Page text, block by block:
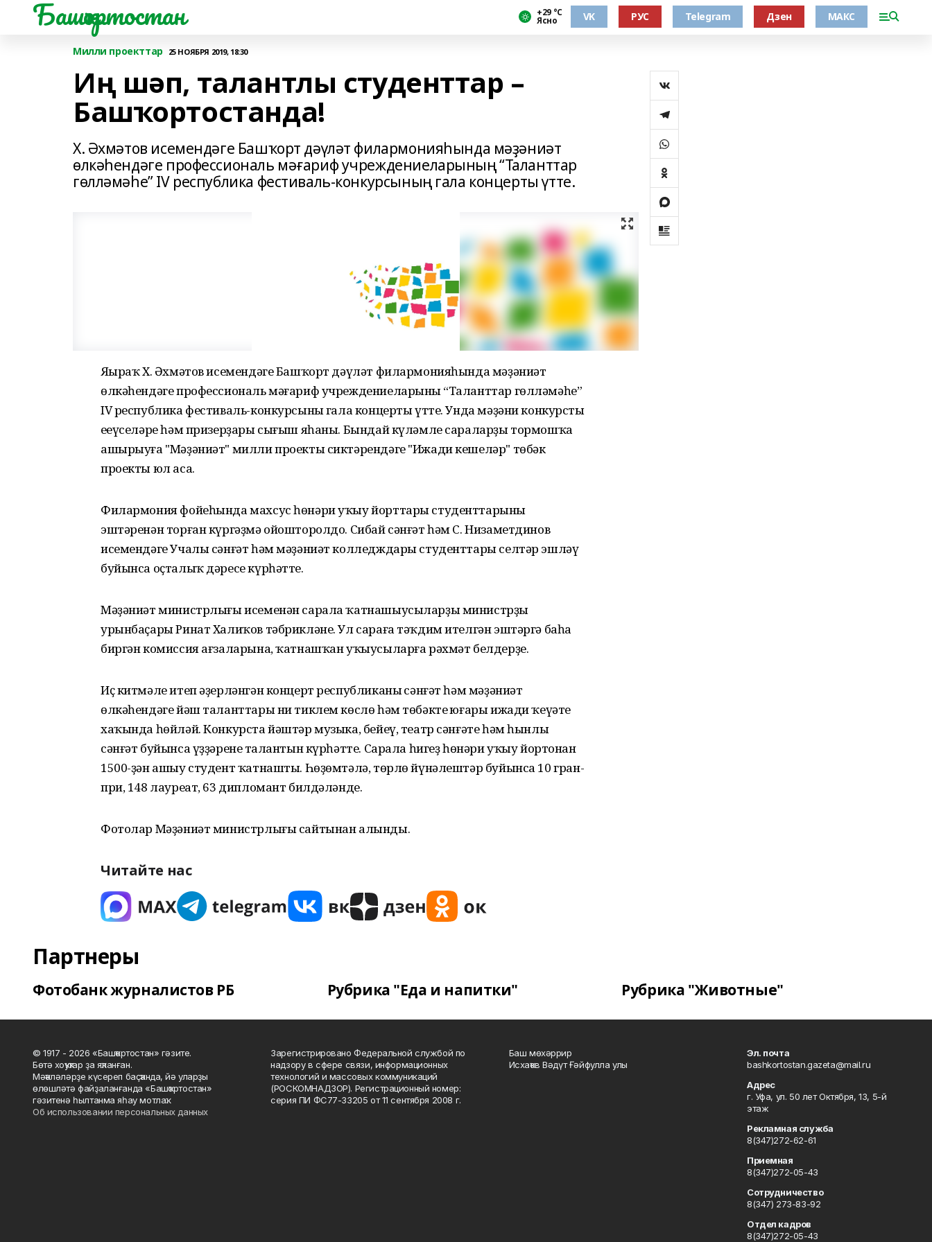
Башҡортостан +29 °С
Ясно VK РУС Telegram Дзен МАКС
Милли проекттар 25 НОЯБРЯ 2019, 18:30
Иң шәп, талантлы студенттар –
Башҡортостанда!
Х. Әхмәтов исемендәге Башҡорт дәүләт филармонияһында мәҙәниәт
өлкәһендәге профессиональ мәғариф учреждениеларының “Таланттар
гөлләмәһе” IV республика фестиваль-конкурсының гала концерты үтте.
Яңыраҡ Х. Әхмәтов исемендәге Башҡорт дәүләт филармонияһында мәҙәниәт
өлкәһендәге профессиональ мәғариф учреждениеларының “Таланттар гөлләмәһе”
IV республика фестиваль-конкурсының гала концерты үтте. Унда мәҙәни конкурстың
еңеүселәре һәм призерҙары сығыш яһаны. Бындай күләмле сараларҙы тормошҡа
ашырыуға "Мәҙәниәт" милли проекты сиктәрендәге "Ижади кешеләр" төбәк
проекты юл аса.
Филармония фойеһында махсус һөнәри уҡыу йорттары студенттарының
эштәренән торған күргәҙмә ойошторолдо. Сибай сәнғәт һәм С. Низаметдинов
исемендәге Учалы сәнғәт һәм мәҙәниәт колледждары студенттары селтәр эшләү
буйынса оҫталыҡ дәресе күрһәтте.
Мәҙәниәт министрлығы исеменән сарала ҡатнашыусыларҙы министрҙың
урынбаҫары Ринат Халиҡов тәбрикләне. Ул сараға тәҡдим ителгән эштәргә баһа
биргән комиссия ағзаларына, ҡатнашҡан уҡыусыларға рәхмәт белдерҙе.
Иҫ китмәле итеп әҙерләнгән концерт республиканың сәнғәт һәм мәҙәниәт
өлкәһендәге йәш таланттары ни тиклем көслө һәм төбәктең юғары ижади ҡеүәте
хаҡында һөйләй. Конкурста йәштәр музыка, бейеү, театр сәнғәте һәм һынлы
сәнғәт буйынса үҙҙәренең талантын күрһәтте. Сарала һигеҙ һөнәри уҡыу йортонан
1500-ҙән ашыу студент ҡатнашты. Һөҙөмтәлә, төрлө йүнәлештәр буйынса 10 гран-
при, 148 лауреат, 63 дипломант билдәләнде.
Фотолар Мәҙәниәт министрлығы сайтынан алынды.
Читайте нас
Партнеры
Фотобанк журналистов РБ Рубрика "Еда и напитки" Рубрика "Животные"
© 1917 - 2026 «Башҡортостан» гәзите.
Бөтә хоҡуҡтар ҙа яҡланған.
Мәҡәләләрҙе күсереп баҫҡанда, йә уларҙы
өлөшләтә файҙаланғанда «Башҡортостан»
гәзитенә һылтанма яһау мотлаҡ.
Об использовании персональных данных
Зарегистрировано Федеральной службой по
надзору в сфере связи, информационных
технологий и массовых коммуникаций
(РОСКОМНАДЗОР). Регистрационный номер:
серия ПИ ФС77-33205 от 11 сентября 2008 г.
Баш мөхәррир
Исхаҡов Вәдүт Ғәйфулла улы
Эл. почта
bashkortostan.gazeta@mail.ru
Адрес
г. Уфа, ул. 50 лет Октября, 13, 5-й
этаж
Рекламная служба
8(347)272-62-61
Приемная
8(347)272-05-43
Сотрудничество
8(347) 273-83-92
Отдел кадров
8(347)272-05-43